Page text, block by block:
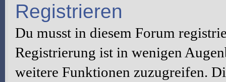
Registrieren
Du musst in diesem Forum
Registrierung ist in wenigen
weitere Funktionen zuzugreifen.